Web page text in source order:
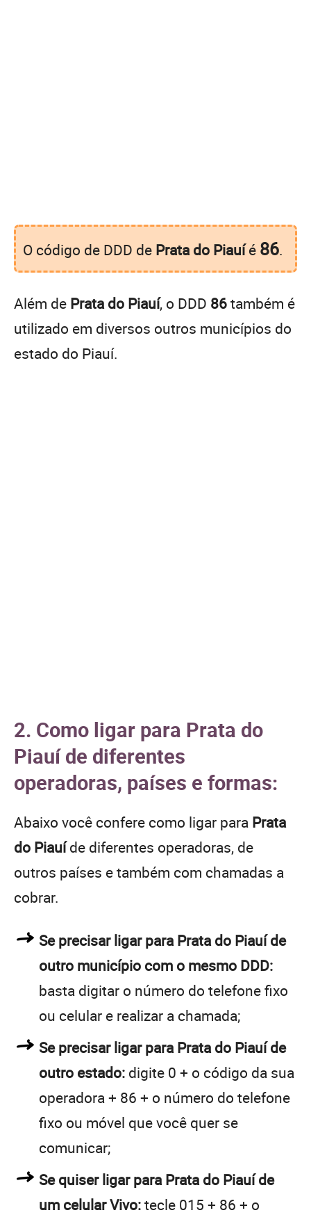
O código de DDD de Prata do Piauíé 86.
Além de Prata do Piauí, o DDD 86também é
utilizado em diversos outros municípios do
estado do Piauí.
2. Como ligar para Prata do
Piauí de diferentes
operadoras, países e formas:
Abaixo você confere como ligar para Prata
do Piauíde diferentes operadoras, de
outros países e também com chamadas a
cobrar.
Se precisar ligar para Prata do Piauí de
outro município com o mesmo DDD:
basta digitar o número do telefone fixo
ou celular e realizar a chamada;
Se precisar ligar para Prata do Piauí de
outro estado: digite 0 + o código da sua
operadora + 86 + o número do telefone
fixo ou móvel que você quer se
comunicar;
Se quiser ligar para Prata do Piauí de
um celular Vivo:tecle 015 + 86 + o